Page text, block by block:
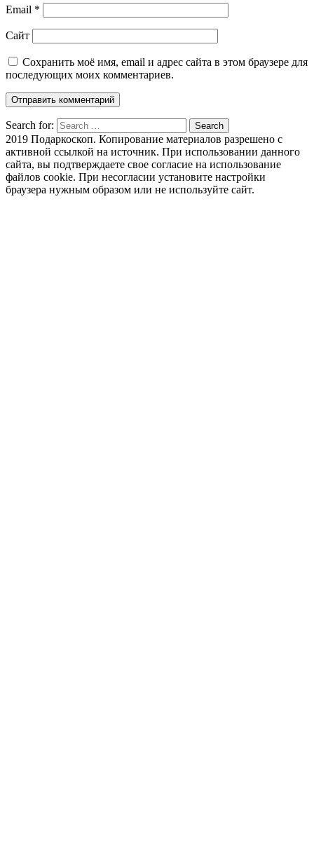
Email *
Сайт
Сохранить моё имя, email и адрес сайта в этом браузере для
последующих моих комментариев.
Search for: Search
2019 Подаркоскоп. Копирование материалов разрешено с
активной ссылкой на источник. При использовании данного
сайта, вы подтверждаете свое согласие на использование
файлов cookie. При несогласии установите настройки
браузера нужным образом или не используйте сайт.